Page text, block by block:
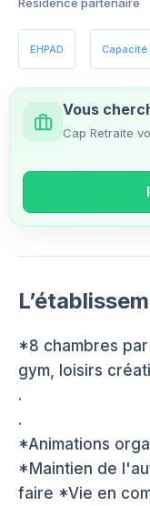
EHPAD Capacité
Vous
Cap Retraite
*8 chambres
gym, loisirs
.
.
*Animations
*Maintien de
faire *Vie en